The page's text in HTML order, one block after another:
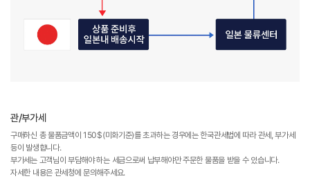
관/부가세
구매하신 총 물품금액이 150$(미화기준)를 초과하는 경우에는 한국관세법에 따라 관세, 부가세
등이 발생합니다.
부가세는 고객님이 부담해야 하는 세금으로써 납부해야만 주문한 물품을 받을 수 있습니다.
자세한 내용은 관세청에 문의해주세요.